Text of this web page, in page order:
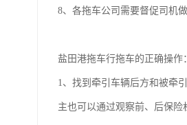
8、各拖车公司需要督促司机
盐田港拖车行拖车的正确操作
1、找到牵引车辆后方和被牵
主也可以通过观察前、后保